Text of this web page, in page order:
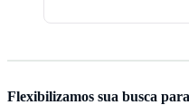
Flexibilizamos sua busca